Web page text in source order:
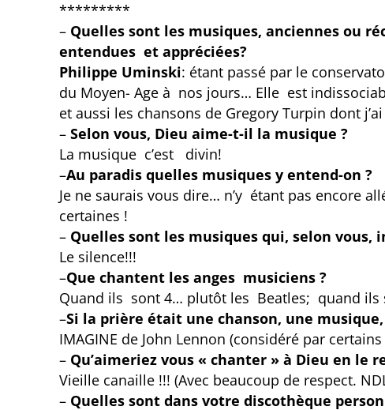
*********
– Quelles sont les musiques, anciennes ou
entendues et appréciées?
Philippe Uminski: étant passé par le
du Moyen- Age à nos jours… Elle est
et aussi les chansons de Gregory Turpin dont
–Selon vous, Dieu aime-t-il la musique ?
La musique c’est divin!
–Au paradis quelles musiques y entend-on ?
Je ne saurais vous dire… n’y étant pas encore
certaines !
– Quelles sont les musiques qui, selon
Le silence!!!
–Que chantent les anges musiciens ?
Quand ils sont 4… plutôt les Beatles; quand ils
–Si la prière était une chanson, une
IMAGINE de John Lennon (considéré par
– Qu’aimeriez vous « chanter » à Dieu en le
Vieille canaille !!! (Avec beaucoup de respect.
– Quelles sont dans votre discothèque